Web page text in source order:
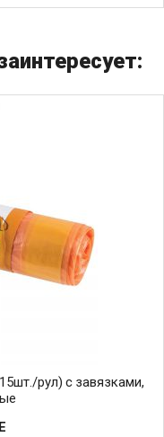
рул) с завязками,